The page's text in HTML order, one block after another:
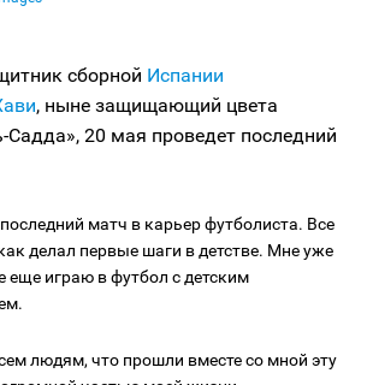
сборной Испании
, ныне защищающий цвета
Садда», 20 мая проведет последний
матч в карьер футболиста. Все
делал первые шаги в детстве. Мне уже
еще играю в футбол с детским
людям, что прошли вместе со мной эту